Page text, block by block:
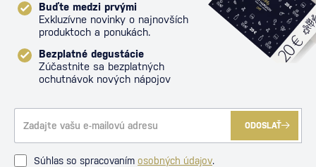
Buďte medzi prvými
Exkluzívne novinky o najnovších
produktoch a ponukách.
Bezplatné degustácie
Zúčastnite sa bezplatných
ochutnávok nových nápojov
ODOSLAŤ
Súhlas so spracovaním osobných údajov.